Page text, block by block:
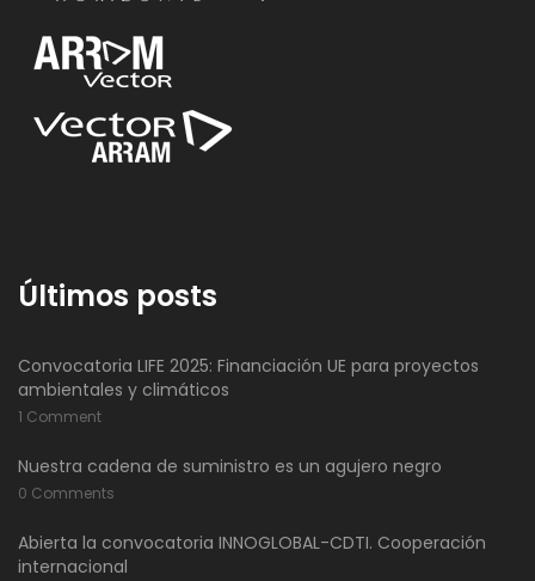
Últimos posts
Convocatoria LIFE 2025: Financiación UE para proyectos
ambientales y climáticos
1 Comment
Nuestra cadena de suministro es un agujero negro
0 Comments
Abierta la convocatoria INNOGLOBAL-CDTI. Cooperación
internacional